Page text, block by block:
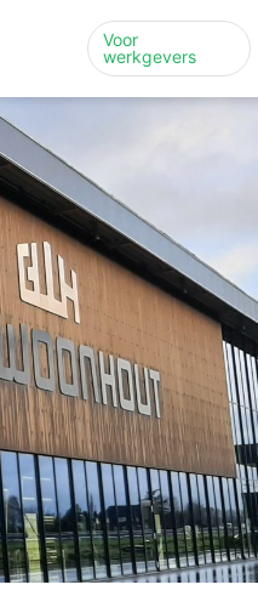
Voor
werkgevers